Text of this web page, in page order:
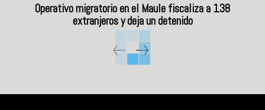
Operativo migratorio en el Maule fiscaliza a 138
extranjeros y deja un detenido